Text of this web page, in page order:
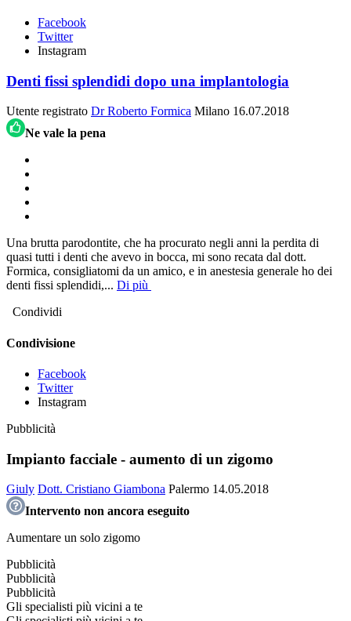
Facebook
Twitter
Instagram
Denti fissi splendidi dopo una implantologia
Utente registrato Dr Roberto Formica Milano 16.07.2018
Ne vale la pena
Una brutta parodontite, che ha procurato negli anni la perdita di
quasi tutti i denti che avevo in bocca, mi sono recata dal dott.
Formica, consigliatomi da un amico, e in anestesia generale ho dei
denti fissi splendidi,... Di più
Condividi
Condivisione
Facebook
Twitter
Instagram
Pubblicità
Impianto facciale - aumento di un zigomo
Giuly Dott. Cristiano Giambona Palermo 14.05.2018
Intervento non ancora eseguito
Aumentare un solo zigomo
Pubblicità
Pubblicità
Pubblicità
Gli specialisti più vicini a te